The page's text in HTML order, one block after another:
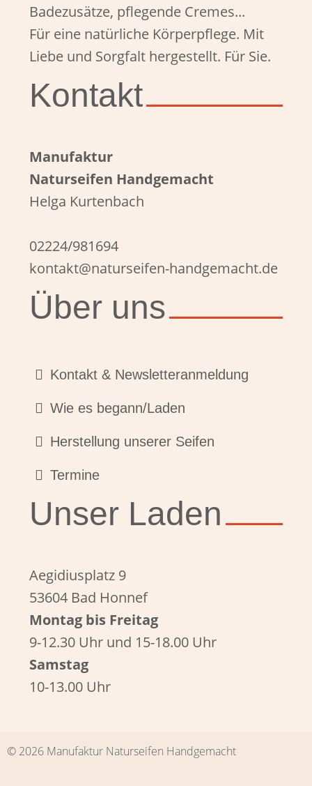
Badezusätze, pflegende Cremes...
Für eine natürliche Körperpflege. Mit
Liebe und Sorgfalt hergestellt. Für Sie.
Kontakt
Manufaktur
Naturseifen Handgemacht
Helga Kurtenbach
02224/981694
kontakt@naturseifen-handgemacht.de
Über uns
Kontakt & Newsletteranmeldung
Wie es begann/Laden
Herstellung unserer Seifen
Termine
Unser Laden
Aegidiusplatz 9
53604 Bad Honnef
Montag bis Freitag
9-12.30 Uhr und 15-18.00 Uhr
Samstag
10-13.00 Uhr
© 2026 Manufaktur Naturseifen Handgemacht